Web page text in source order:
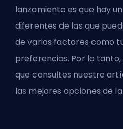
lanzamiento es que hay
diferentes de las que
de varios factores como
preferencias. Por lo
que consultes nuestro
las mejores opciones de